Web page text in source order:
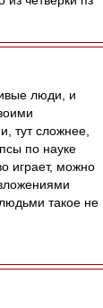
люди, и
тут сложнее,
по науке
играет, можно
такое не